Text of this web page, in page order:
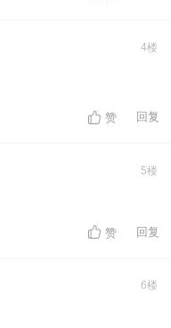
4楼
赞 回复
5楼
赞 回复
6楼